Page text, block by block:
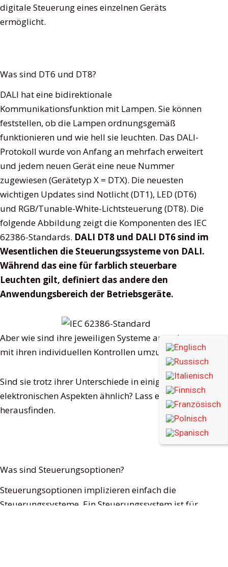
digitale Steuerung eines einzelnen Geräts
ermöglicht.
Was sind DT6 und DT8?
DALI hat eine bidirektionale
Kommunikationsfunktion mit Lampen. Sie können
feststellen, ob die Lampen ordnungsgemäß
funktionieren und wie hell sie leuchten. Das DALI-
Protokoll wurde von Anfang an mehrfach erweitert
und jedem neuen Gerät eine neue Nummer
zugewiesen (Gerätetyp X = DTX). Die neuesten
wichtigen Updates sind Notlicht (DT1), LED (DT6)
und RGB/Tunable-White-Lichtsteuerung (DT8). Die
folgende Abbildung zeigt die Komponenten des IEC
62386-Standards. DALI DT8 und DALI DT6 sind im
Wesentlichen die Steuerungssysteme von DALI.
Während das eine für farblich steuerbare
Leuchten gilt, definiert das andere den
Anwendungsbereich der Betriebsgeräte.
Aber wie sind ihre jeweiligen Systeme ausgelegt, um
mit ihren individuellen Kontrollen umzugehen?
Sind sie trotz ihrer Unterschiede in einigen
elektronischen Aspekten ähnlich? Lass es uns
herausfinden.
Was sind Steuerungsoptionen?
Steuerungsoptionen implizieren einfach die
Steuerungssysteme. Ein Steuerungssystem ist für